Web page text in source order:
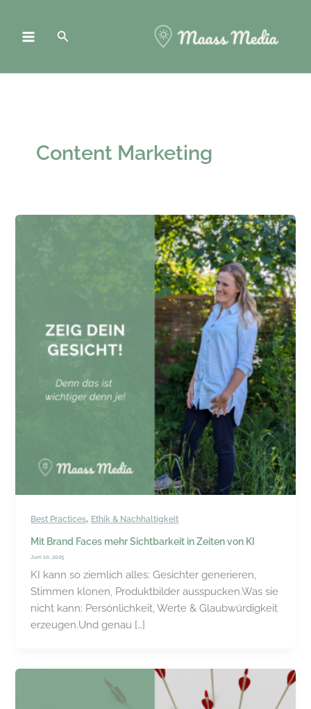
springen
Suchen
Content Marketing
Best Practices, Ethik & Nachhaltigkeit
Mit Brand Faces mehr Sichtbarkeit in Zeiten von KI
Juni 10, 2025
KI kann so ziemlich alles: Gesichter generieren,
Stimmen klonen, Produktbilder ausspucken.Was sie
nicht kann: Persönlichkeit, Werte & Glaubwürdigkeit
erzeugen.Und genau […]